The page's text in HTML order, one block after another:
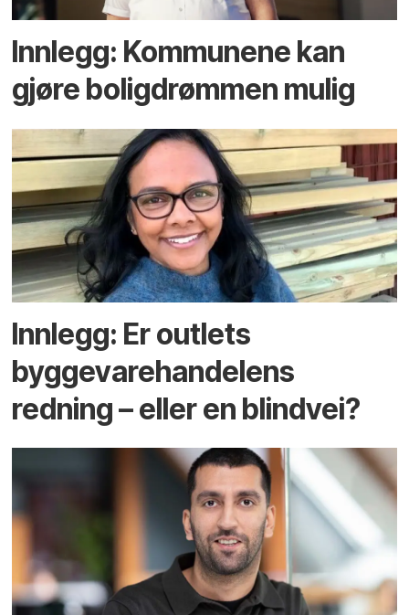
Innlegg: Kommunene kan
gjøre boligdrømmen mulig
Innlegg: Er outlets
byggevare­handelens
redning – eller en blindvei?